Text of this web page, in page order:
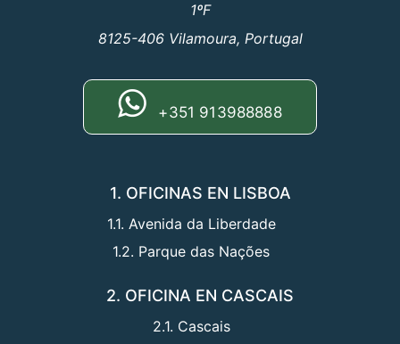
1ºF
8125-406 Vilamoura, Portugal
+351 913988888
1. OFICINAS EN LISBOA
1.1. Avenida da Liberdade
1.2. Parque das Nações
2. OFICINA EN CASCAIS
2.1. Cascais